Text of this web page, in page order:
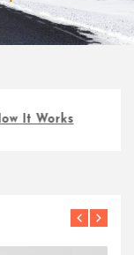
Works